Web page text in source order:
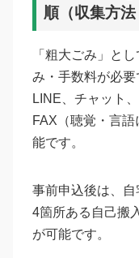
順（収集方法
「粗大ごみ」と
み・手数料が必
LINE、チャット
FAX（聴覚・言
能です。
事前申込後は、
4箇所ある自己搬
が可能です。